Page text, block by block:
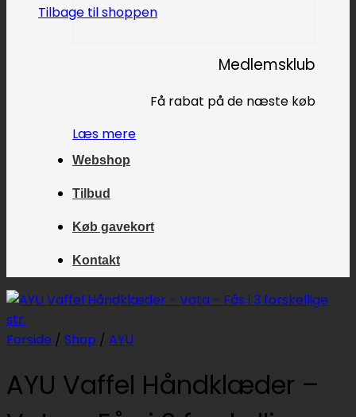
Tilbage til shoppen
Medlemsklub
Få rabat på de næste køb
Læs mere
Webshop
Tilbud
Køb gavekort
Kontakt
Forside / Shop / AYU
AYU Vaffel Håndklæder –